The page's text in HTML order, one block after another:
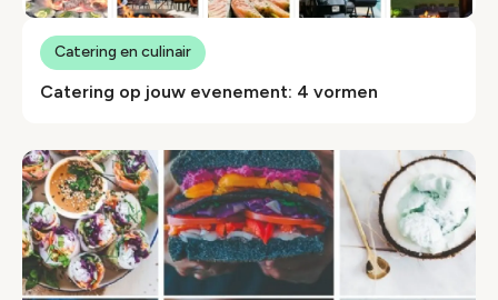
Catering op jouw evenement: 4 vormen
Catering en culinair